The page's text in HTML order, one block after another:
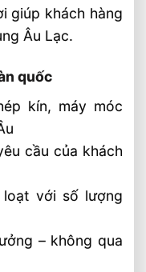
giúp khách hàng
Âu Lạc.
quốc
kín, máy móc
cầu của khách
với số lượng
– không qua